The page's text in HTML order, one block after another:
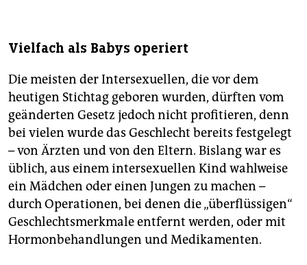
Vielfach als Babys operiert
Die meisten der Intersexuellen, die vor dem
heutigen Stichtag geboren wurden, dürften vom
geänderten Gesetz jedoch nicht profitieren, denn
bei vielen wurde das Geschlecht bereits festgelegt
– von Ärzten und von den Eltern. Bislang war es
üblich, aus einem intersexuellen Kind wahlweise
ein Mädchen oder einen Jungen zu machen –
durch Operationen, bei denen die „überflüssigen“
Geschlechtsmerkmale entfernt werden, oder mit
Hormonbehandlungen und Medikamenten.